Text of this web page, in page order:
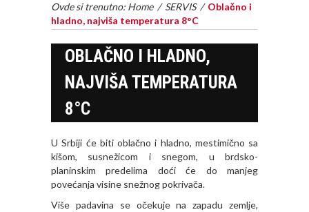
Ovde si trenutno: Home / SERVIS / Oblačno i
hladno, najviša temperatura 8°C
OBLAČNO I HLADNO,
NAJVIŠA TEMPERATURA
8°C
U Srbiji će biti oblačno i hladno, mestimično sa
kišom, susnežicom i snegom, u brdsko-
planinskim predelima doći će do manjeg
povećanja visine snežnog pokrivača.
Više padavina se očekuje na zapadu zemlje,